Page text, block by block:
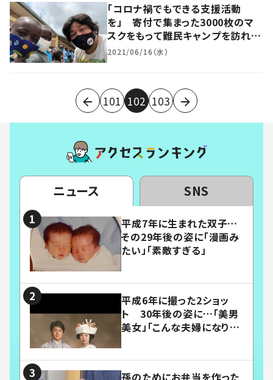
「コロナ禍でもできる支援活動
を」 寄付で集まった3000枚のマ
スクをもって難民キャンプを訪れた
教育者の思い
2021/06/16（水）
101 102 103
ニュース SNS
平成7年に生まれた双子…
その29年後の姿に「漫画み
たい」「素敵すぎる」
平成6年に撮った2ショッ
ト 30年後の姿に…「美男
美女」「こんな夫婦になりた
孫のためにお弁当を作った